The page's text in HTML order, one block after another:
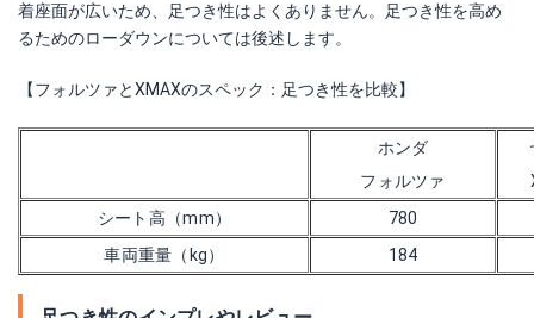
着座面が広いため、足つき性はよくありません。足つき性を高め
るためのローダウンについては後述します。
【フォルツァとXMAXのスペック：足つき性を比較】
ホンダ
フォルツァ
シート高（mm）
780
車両重量（kg）
184